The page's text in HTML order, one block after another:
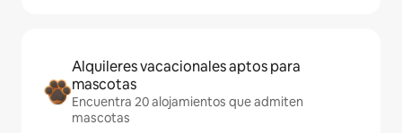
Alquileres vacacionales aptos para
mascotas
Encuentra 20 alojamientos que admiten
mascotas